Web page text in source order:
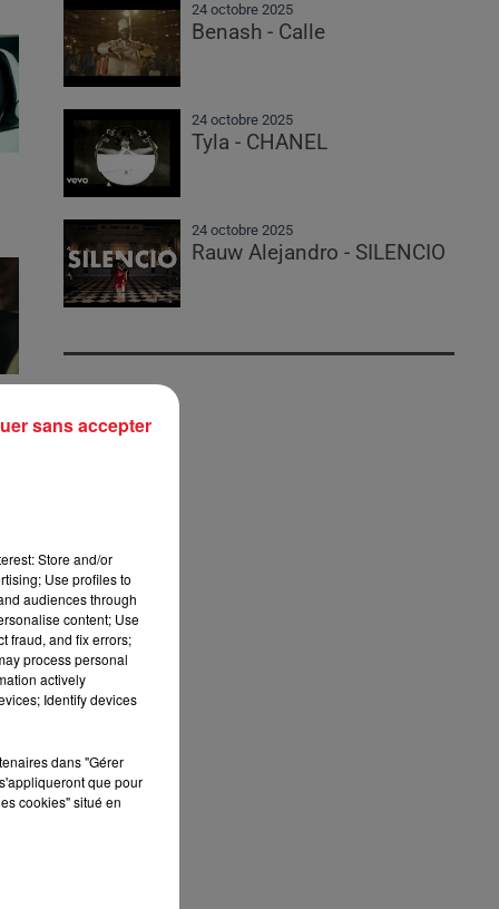
24 octobre 2025
Benash - Calle
24 octobre 2025
Tyla - CHANEL
24 octobre 2025
Rauw Alejandro - SILENCIO
Store and/or
Use profiles to
audiences through
content; Use
fraud, and fix errors;
process personal
actively
Identify devices
dans "Gérer
que pour
cookies" situé en
sans accepter